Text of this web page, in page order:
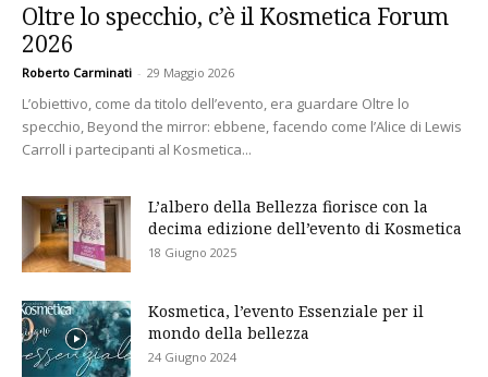
Oltre lo specchio, c’è il Kosmetica Forum
2026
Roberto Carminati - 29 Maggio 2026
L’obiettivo, come da titolo dell’evento, era guardare Oltre lo
specchio, Beyond the mirror: ebbene, facendo come l’Alice di Lewis
Carroll i partecipanti al Kosmetica...
L’albero della Bellezza fiorisce con la
decima edizione dell’evento di Kosmetica
18 Giugno 2025
Kosmetica, l’evento Essenziale per il
mondo della bellezza
24 Giugno 2024